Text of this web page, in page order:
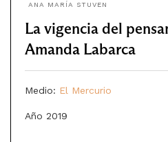
ANA MARÍA STUVEN
La vigencia del
Amanda Labarca
Medio: El Mercurio
Año 2019